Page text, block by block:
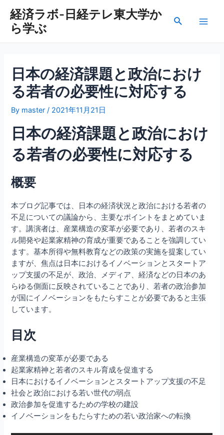
経済ラボ-日経テレ東大学か
ら学ぶ
検
日本の経済課題と政治におけ
る若者の必要性に対応する
By master / 2021年11月21日
日本の経済課題と政治におけ
る若者の必要性に対応する
概要
本ブログ記事では、日本の経済状況と政治における若者の
不足についての議論から、主要なポイントをまとめていま
す。講演者は、産業構造の変革が必要であり、若者のスキ
ル開発や起業家精神の育成が重要であることを強調してい
ます。基本所得や無料教育などの政策の実施を提案してい
ますが、焦点は日本におけるイノベーションとスタートア
ップ支援の不足が、政治、メディア、経済などの日本のあ
らゆる側面に反映されていることであり、若者の政治参加
が国にイノベーションをもたらすことが必要であると主張
しています。
目次
産業構造の変革が必要である
起業家精神と若者のスキル育成を促進する
日本におけるイノベーションとスタートアップ支援の不足
社会と政治における若い世代の弱点
政治参加を促進するための学校の建設
イノベーションをもたらすための若い政治家への転換